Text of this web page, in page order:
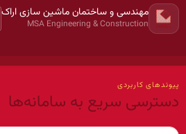
مهندسی و ساختمان ماشین سازی اراک
MSA Engineering & Construction
پیوندهای کاربردی
دسترسی سریع به سامانه‌ها